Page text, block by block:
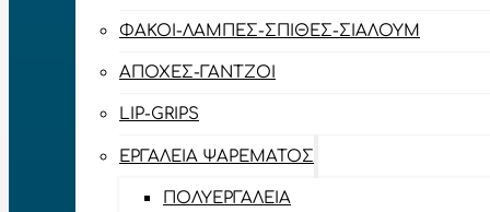
ΦΑΚΟΊ-ΛΆΜΠΕΣ-ΣΠΊΘΕΣ-ΣΊΑΛΟΥΜ
ΑΠΌΧΕΣ-ΓΆΝΤΖΟΙ
LIP-GRIPS
EΡΓΑΛΕΊΑ ΨΑΡΈΜΑΤΟΣ
ΠΟΛΥΕΡΓΑΛΕΊΑ